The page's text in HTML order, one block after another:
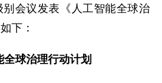
会议发表《人工智能全球治
下：
全球治理行动计划